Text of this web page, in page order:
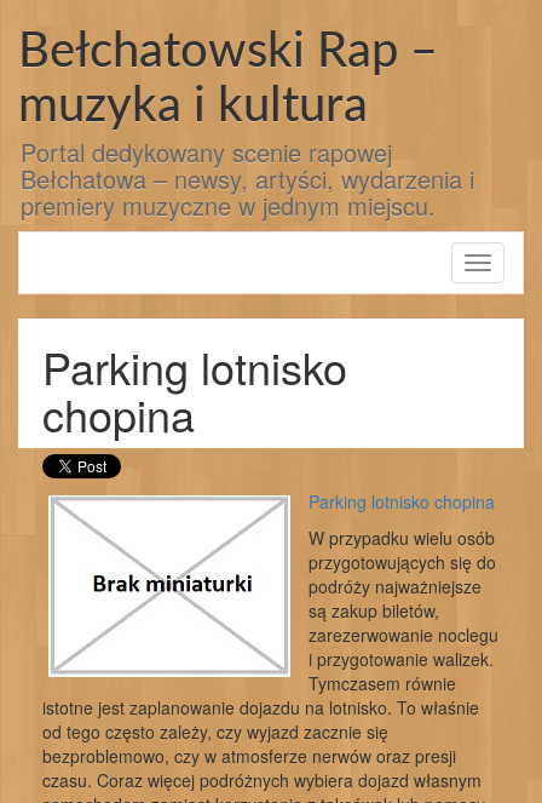
treściBełchatowski Rap –
muzyka i kultura
Portal dedykowany scenie rapowej
Bełchatowa – newsy, artyści, wydarzenia i
premiery muzyczne w jednym miejscu.
Toggle
Parking lotnisko
chopina
Parking lotnisko chopina
W przypadku wielu osób
przygotowujących się do
podróży najważniejsze
są zakup biletów,
zarezerwowanie noclegu
i przygotowanie walizek.
Tymczasem równie
istotne jest zaplanowanie dojazdu na lotnisko. To właśnie
od tego często zależy, czy wyjazd zacznie się
bezproblemowo, czy w atmosferze nerwów oraz presji
czasu. Coraz więcej podróżnych wybiera dojazd własnym